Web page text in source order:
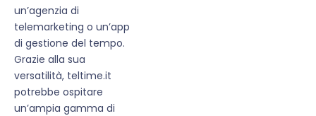
un’agenzia di
telemarketing o un’app
di gestione del tempo.
Grazie alla sua
versatilità, teltime.it
potrebbe ospitare
un’ampia gamma di